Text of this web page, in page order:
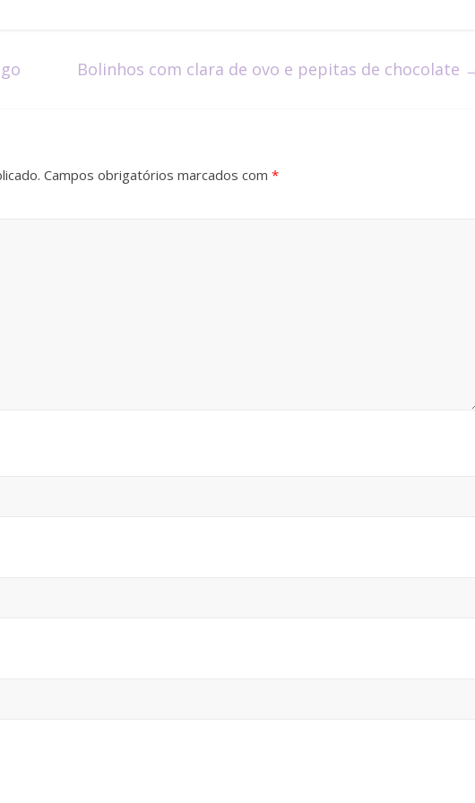
Bolinhos com clara de ovo e pepitas de chocolate
Campos obrigatórios marcados com *